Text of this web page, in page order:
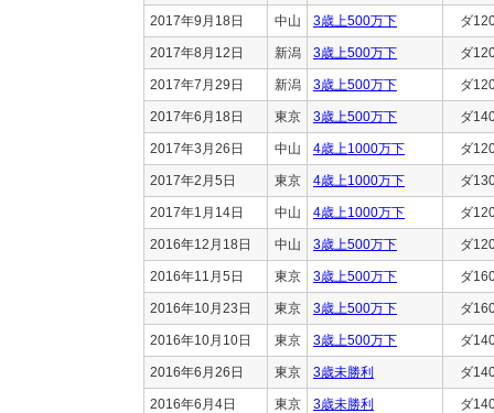
2017年9月18日 中山 3歳上500万下 ダ
2017年8月12日 新潟 3歳上500万下 ダ
2017年7月29日 新潟 3歳上500万下 ダ
2017年6月18日 東京 3歳上500万下 ダ
2017年3月26日 中山 4歳上1000万下 ダ
2017年2月5日 東京 4歳上1000万下 ダ
2017年1月14日 中山 4歳上1000万下 ダ
2016年12月18日 中山 3歳上500万下 ダ
2016年11月5日 東京 3歳上500万下 ダ
2016年10月23日 東京 3歳上500万下 ダ
2016年10月10日 東京 3歳上500万下 ダ
2016年6月26日 東京 3歳未勝利 ダ
2016年6月4日 東京 3歳未勝利 ダ